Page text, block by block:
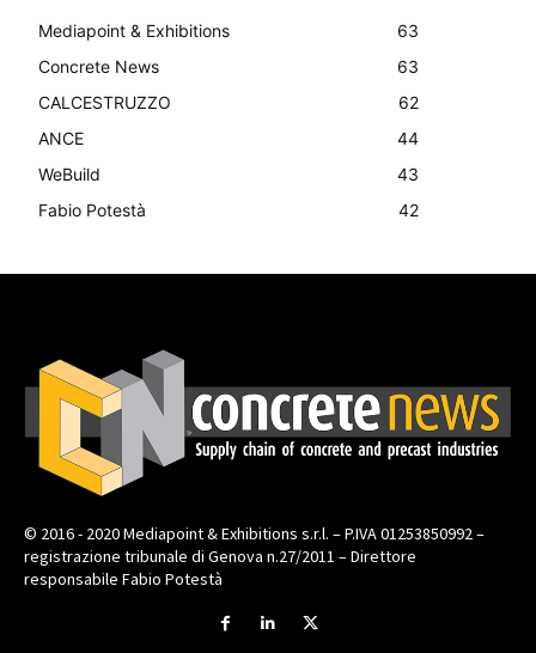
Mediapoint & Exhibitions
63
Concrete News
63
CALCESTRUZZO
62
ANCE
44
WeBuild
43
Fabio Potestà
42
© 2016 - 2020 Mediapoint & Exhibitions s.r.l. – P.IVA 01253850992 –
registrazione tribunale di Genova n.27/2011 – Direttore
responsabile Fabio Potestà